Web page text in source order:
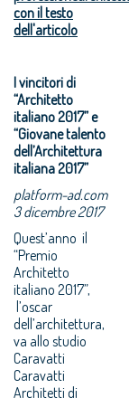
con il testo
dell'articolo
I vincitori di
“Architetto
italiano 2017” e
“Giovane talento
dell’Architettura
italiana 2017”
platform-ad.com
3 dicembre 2017
Quest’anno il
“Premio
Architetto
italiano 2017”,
l’oscar
dell’architettura,
va allo studio
Caravatti
Caravatti
Architetti di